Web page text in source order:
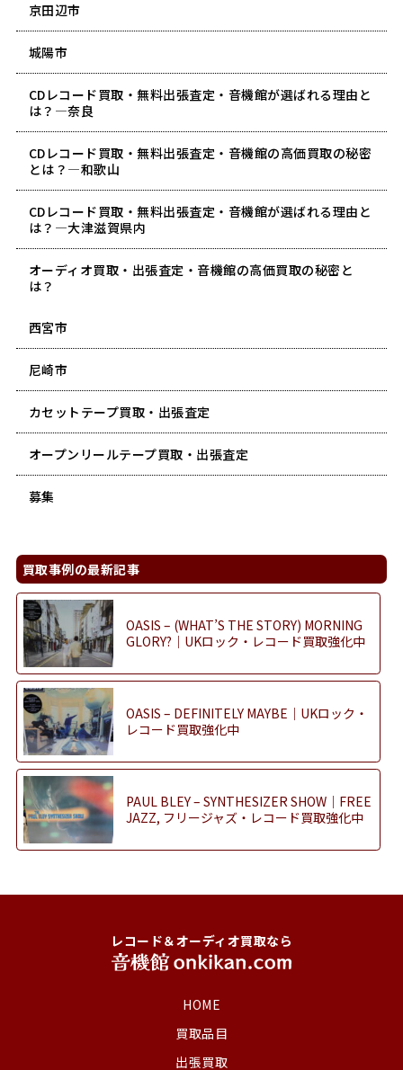
京田辺市
城陽市
CDレコード買取・無料出張査定・音機館が選ばれる理由と
は？―奈良
CDレコード買取・無料出張査定・音機館の高価買取の秘密
とは？―和歌山
CDレコード買取・無料出張査定・音機館が選ばれる理由と
は？―大津滋賀県内
オーディオ買取・出張査定・音機館の高価買取の秘密と
は？
西宮市
尼崎市
カセットテープ買取・出張査定
オープンリールテープ買取・出張査定
募集
買取事例の最新記事
OASIS – (WHAT’S THE STORY) MORNING
GLORY?｜UKロック・レコード買取強化中
OASIS – DEFINITELY MAYBE｜UKロック・
レコード買取強化中
PAUL BLEY – SYNTHESIZER SHOW｜FREE
JAZZ, フリージャズ・レコード買取強化中
レコード＆オーディオ買取なら
HOME
買取品目
出張買取